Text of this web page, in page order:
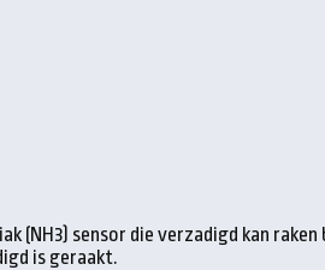
sensor die verzadigd kan
is geraakt.